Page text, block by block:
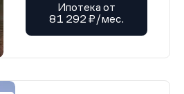
Ипотека от
81 292 ₽/мес.